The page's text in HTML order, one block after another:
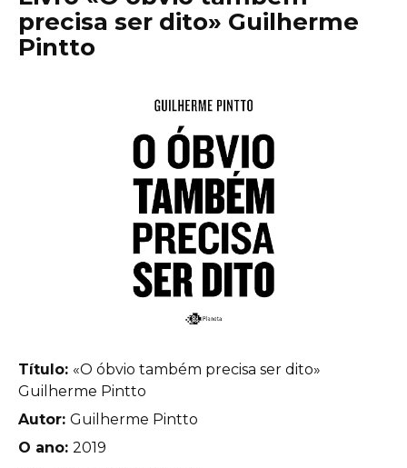
precisa ser dito» Guilherme
Pintto
Título: «O óbvio também precisa ser dito»
Guilherme Pintto
Autor: Guilherme Pintto
O ano: 2019